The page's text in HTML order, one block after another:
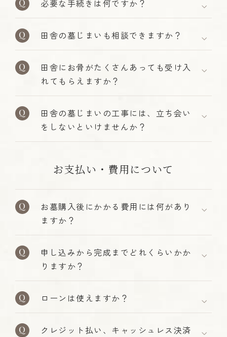
必要な手続きは何ですか？
田舎の墓じまいも相談できますか？
田舎にお骨がたくさんあっても受け入
れてもらえますか？
田舎の墓じまいの工事には、立ち会い
をしないといけませんか？
お支払い・費用について
お墓購入後にかかる費用には何があり
ますか？
申し込みから完成までどれくらいかか
りますか？
ローンは使えますか？
クレジット払い、キャッシュレス決済